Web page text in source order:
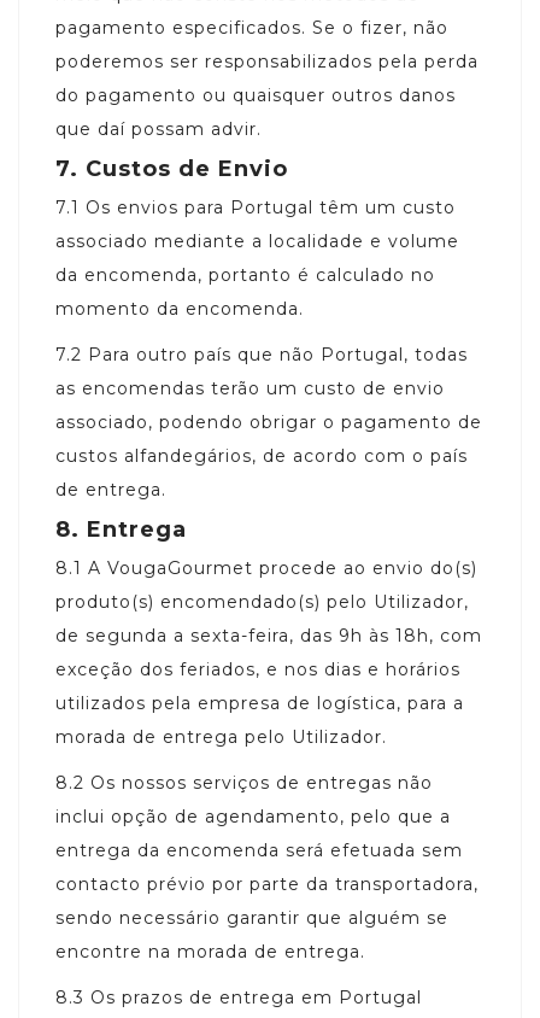
pagamento especificados. Se o fizer, não
poderemos ser responsabilizados pela perda
do pagamento ou quaisquer outros danos
que daí possam advir.
7. Custos de Envio
7.1 Os envios para Portugal têm um custo
associado mediante a localidade e volume
da encomenda, portanto é calculado no
momento da encomenda.
7.2 Para outro país que não Portugal, todas
as encomendas terão um custo de envio
associado, podendo obrigar o pagamento de
custos alfandegários, de acordo com o país
de entrega.
8. Entrega
8.1 A VougaGourmet procede ao envio do(s)
produto(s) encomendado(s) pelo Utilizador,
de segunda a sexta-feira, das 9h às 18h, com
exceção dos feriados, e nos dias e horários
utilizados pela empresa de logística, para a
morada de entrega pelo Utilizador.
8.2 Os nossos serviços de entregas não
inclui opção de agendamento, pelo que a
entrega da encomenda será efetuada sem
contacto prévio por parte da transportadora,
sendo necessário garantir que alguém se
encontre na morada de entrega.
8.3 Os prazos de entrega em Portugal